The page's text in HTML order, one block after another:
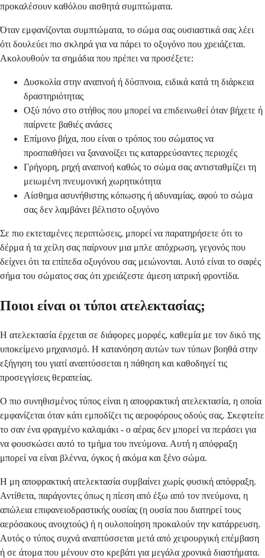
προκαλέσουν καθόλου αισθητά συμπτώματα.
Όταν εμφανίζονται συμπτώματα, το σώμα σας ουσιαστικά σας λέει
ότι δουλεύει πιο σκληρά για να πάρει το οξυγόνο που χρειάζεται.
Ακολουθούν τα σημάδια που πρέπει να προσέξετε:
Δυσκολία στην αναπνοή ή δύσπνοια, ειδικά κατά τη διάρκεια
δραστηριότητας
Οξύ πόνο στο στήθος που μπορεί να επιδεινωθεί όταν βήχετε ή
παίρνετε βαθιές ανάσες
Επίμονο βήχα, που είναι ο τρόπος του σώματος να
προσπαθήσει να ξανανοίξει τις καταρρεύσαντες περιοχές
Γρήγορη, ρηχή αναπνοή καθώς το σώμα σας αντισταθμίζει τη
μειωμένη πνευμονική χωρητικότητα
Αίσθημα ασυνήθιστης κόπωσης ή αδυναμίας, αφού το σώμα
σας δεν λαμβάνει βέλτιστο οξυγόνο
Σε πιο εκτεταμένες περιπτώσεις, μπορεί να παρατηρήσετε ότι το
δέρμα ή τα χείλη σας παίρνουν μια μπλε απόχρωση, γεγονός που
δείχνει ότι τα επίπεδα οξυγόνου σας μειώνονται. Αυτό είναι το σαφές
σήμα του σώματος σας ότι χρειάζεστε άμεση ιατρική φροντίδα.
Ποιοι είναι οι τύποι ατελεκτασίας;
Η ατελεκτασία έρχεται σε διάφορες μορφές, καθεμία με τον δικό της
υποκείμενο μηχανισμό. Η κατανόηση αυτών των τύπων βοηθά στην
εξήγηση του γιατί αναπτύσσεται η πάθηση και καθοδηγεί τις
προσεγγίσεις θεραπείας.
Ο πιο συνηθισμένος τύπος είναι η αποφρακτική ατελεκτασία, η οποία
εμφανίζεται όταν κάτι εμποδίζει τις αεροφόρους οδούς σας. Σκεφτείτε
το σαν ένα φραγμένο καλαμάκι - ο αέρας δεν μπορεί να περάσει για
να φουσκώσει αυτό το τμήμα του πνεύμονα. Αυτή η απόφραξη
μπορεί να είναι βλέννα, όγκος ή ακόμα και ξένο σώμα.
Η μη αποφρακτική ατελεκτασία συμβαίνει χωρίς φυσική απόφραξη.
Αντίθετα, παράγοντες όπως η πίεση από έξω από τον πνεύμονα, η
απώλεια επιφανειοδραστικής ουσίας (η ουσία που διατηρεί τους
αερόσακους ανοιχτούς) ή η ουλοποίηση προκαλούν την κατάρρευση.
Αυτός ο τύπος συχνά αναπτύσσεται μετά από χειρουργική επέμβαση
ή σε άτομα που μένουν στο κρεβάτι για μεγάλα χρονικά διαστήματα.